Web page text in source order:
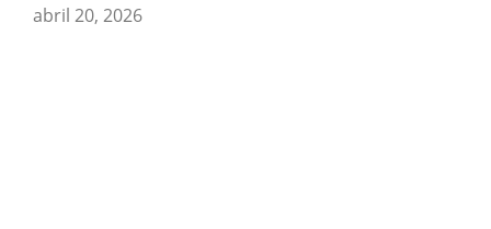
abril 20, 2026